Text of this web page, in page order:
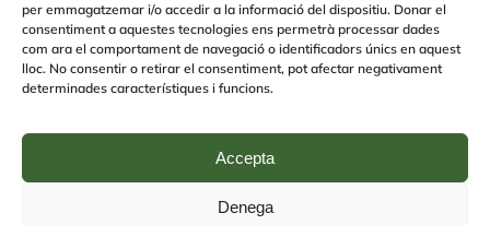
per emmagatzemar i/o accedir a la informació del dispositiu. Donar el
consentiment a aquestes tecnologies ens permetrà processar dades
com ara el comportament de navegació o identificadors únics en aquest
lloc. No consentir o retirar el consentiment, pot afectar negativament
determinades característiques i funcions.
Accepta
Denega
+EDUCA
EDUCA Espai Lúdic
EDUCA Serveis